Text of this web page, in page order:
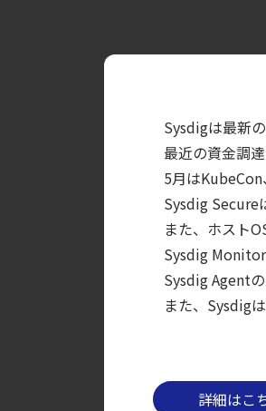
【ブログ】CSPM
【ブログ】CTEMと
【お知らせ】ブログ
【ブログ】AIワーク
【ブログ】
【ブログ】コンテ
【ブログ】AWS/
【ブログ】CISO の
Sysdigは最新
最近の資金調
5月は
Sysdig Secure
また、ホスト
Sysdig
Sysdig Agent
また、Sysdig
詳細はこ